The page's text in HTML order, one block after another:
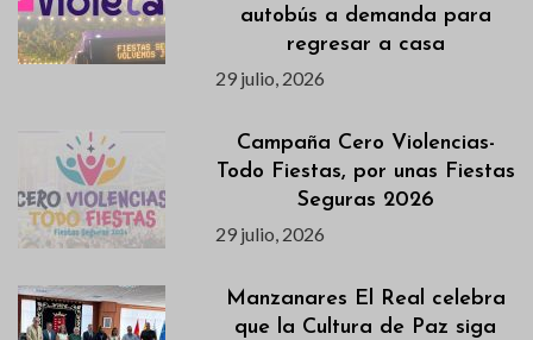
autobús a demanda para
regresar a casa
29 julio, 2026
Campaña Cero Violencias-
Todo Fiestas, por unas Fiestas
Seguras 2026
29 julio, 2026
Manzanares El Real celebra
que la Cultura de Paz siga